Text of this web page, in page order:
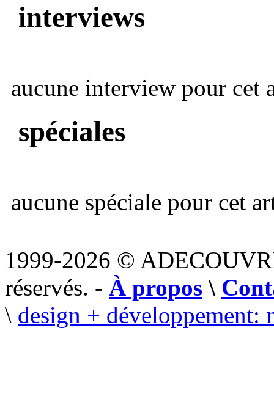
interviews
aucune interview pour cet
spéciales
aucune spéciale pour cet
1999-2026 ©
réservés. - À propos \
\ design + développement: